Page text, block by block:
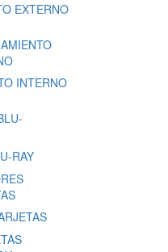
EXTERNO
INTERNO
RAY